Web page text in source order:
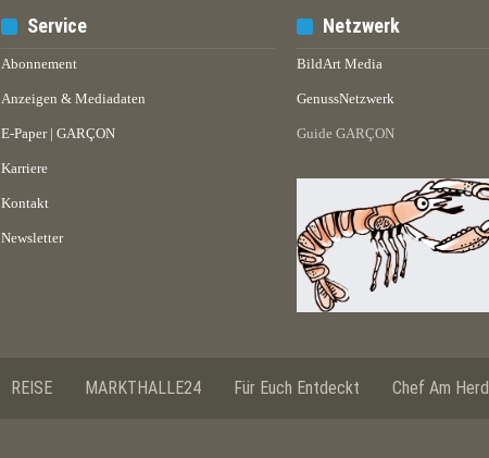
Service
Abonnement
Anzeigen & Mediadaten
E-Paper | GARÇON
Karriere
Kontakt
Newsletter
Netzwerk
BildArt Media
GenussNetzwerk
Guide GARÇON
REISE MARKTHALLE24 Für Euch Entdeckt Chef Am Herd